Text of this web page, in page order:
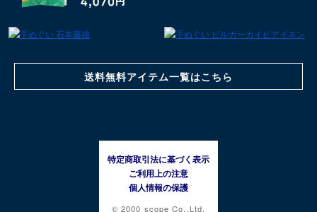
送料無料アイテム一覧はこちら
特定商取引法に基づく表示
ご利用上の注意
個人情報の保護
© 2000 scope Co.,Ltd.